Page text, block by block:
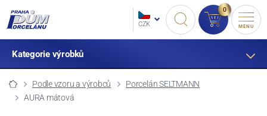
CZK
0
MENU
Kategorie výrobků
Podle vzoru a výrobců
Porcelán SELTMANN
AURA mátová